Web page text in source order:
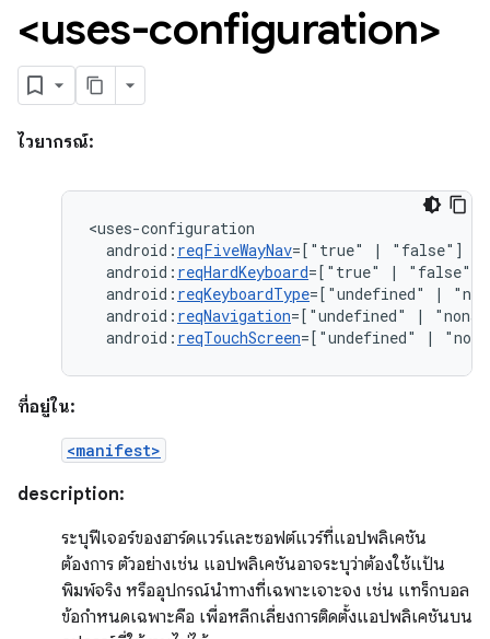
<uses-configuration>
ไวยากรณ์:
android: reqFiveWayNav=["true" |
android: reqHardKeyboard=["true" |
android: reqKeyboardType=["undefined" |
android: reqNavigation=["undefined" |
android: reqTouchScreen=["undefined" |
ที่อยู่ใน:
<manifest>
description:
ระบุฟีเจอร์ของฮาร์ดแวร์และซอฟต์แวร์ที่แอปพลิเคชัน
ต้องการ ตัวอย่างเช่น แอปพลิเคชันอาจระบุว่าต้องใช้แป้น
พิมพ์จริง หรืออุปกรณ์นำทางที่เฉพาะเจาะจง เช่น แทร็กบอล
ข้อกำหนดเฉพาะคือ เพื่อหลีกเลี่ยงการติดตั้งแอปพลิเคชันบน